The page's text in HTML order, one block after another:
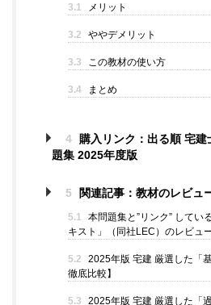
3.1 メリット
3.2 ややデメリット
3.3 この教材の使い方
3.4 まとめ
4
購入リンク：出る順 宅
題集 2025年度版
5 関連記事：教材のレビュ
5.1
本問題集と”リンク” してい
キスト」（同社LEC）のレビュ
5.2
2025年版 宅建 厳選した「
徹底比較】
5.3
2025年版 宅建 厳選した「